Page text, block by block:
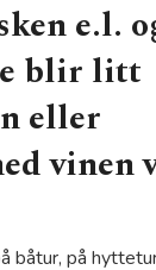
e.l.
blir litt
eller
vinen
båtur, på